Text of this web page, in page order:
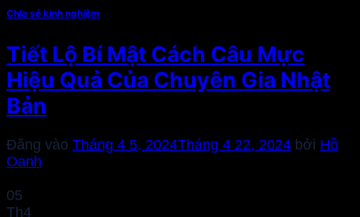
Chia sẻ kinh nghiệm
Tiết Lộ Bí Mật Cách Câu Mực
Hiệu Quả Của Chuyên Gia Nhật
Bản
Đăng vào Tháng 4 5, 2024Tháng 4 22, 2024 bởi Hồ
Oanh
05
Th4